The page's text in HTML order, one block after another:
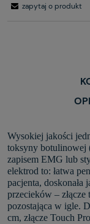
zapytaj o produkt
Wysokiej jakości
toksyny botulinowej
zapisem EMG lub
elektrod to: łatwa
pacjenta, doskonała
przecieków –
pozostająca w igle.
cm, złącze Touch